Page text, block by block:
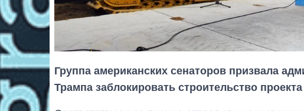
Группа американских сенаторов призвала
Трампа заблокировать строительство